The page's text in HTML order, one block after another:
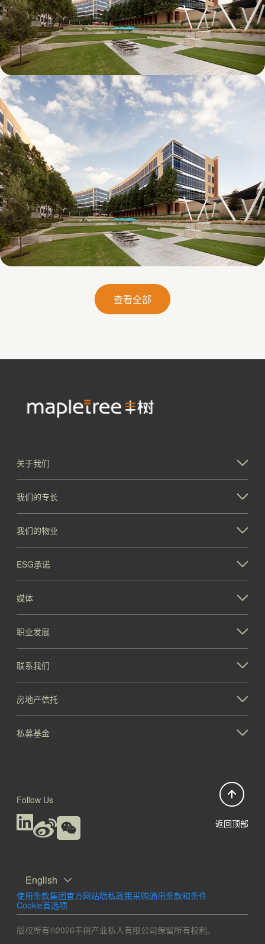
Galatyn C- 2380 Performance Drive
Galatyn B- 2375 North Glenville Drive
查看全部
关于我们
我们的专长
我们的物业
ESG承诺
媒体
职业发展
联系我们
房地产信托
私募基金
返回顶部
English
使用条款集团官方网站隐私政策采购通用条款和条件
Cookie首选项
Follow Us
版权所有©2026丰树产业私人有限公司保留所有权利。